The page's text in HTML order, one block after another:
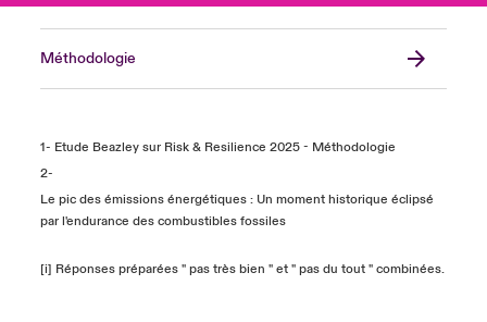
Méthodologie
1- Etude Beazley sur Risk & Resilience 2025 - Méthodologie
2-
Le pic des émissions énergétiques : Un moment historique éclipsé
par l'endurance des combustibles fossiles
[i] Réponses préparées " pas très bien " et " pas du tout " combinées.